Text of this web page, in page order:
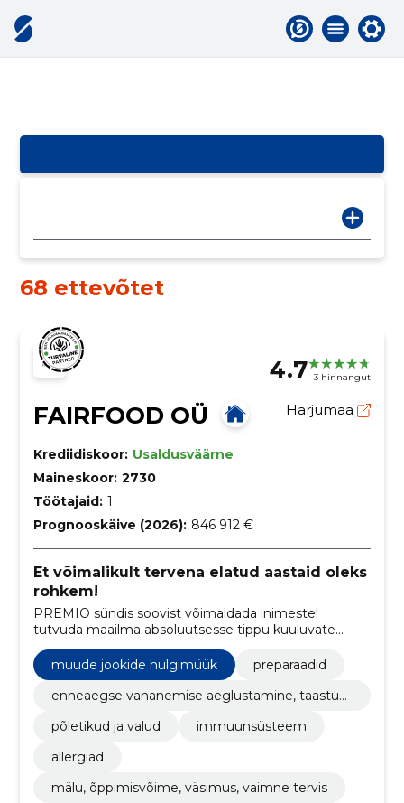
68 ettevõtet
4.7 3 hinnangut
FAIRFOOD OÜ Harjumaa
Krediidiskoor: Usaldusväärne
Maineskoor: 2730
Töötajaid: 1
Prognooskäive (2026): 846 912 €
Et võimalikult tervena elatud aastaid oleks
rohkem!
PREMIO sündis soovist võimaldada inimestel
tutvuda maailma absoluutsesse tippu kuuluvate
teaduspõhiste preparaatidega ning osta neid
mugavalt ja turvaliselt.
muude jookide hulgimüük
preparaadid
enneaegse vananemise aeglustamine, taastum
põletikud ja valud
immuunsüsteem
allergiad
mälu, õppimisvõime, väsimus, vaimne tervis